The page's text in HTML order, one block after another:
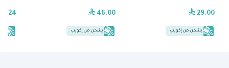
29.00
يشحن من إكويب
46.00
يشحن من إكويب